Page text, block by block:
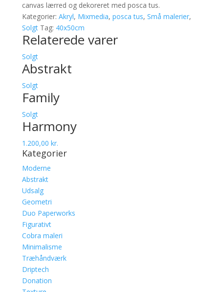
canvas lærred og dekoreret med posca tus.
Kategorier: Akryl, Mixmedia, posca tus, Små malerier,
Solgt Tag: 40x50cm
Relaterede varer
Solgt
Abstrakt
Solgt
Family
Solgt
Harmony
1.200,00 kr.
Kategorier
Moderne
Abstrakt
Udsalg
Geometri
Duo Paperworks
Figurativt
Cobra maleri
Minimalisme
Træhåndværk
Driptech
Donation